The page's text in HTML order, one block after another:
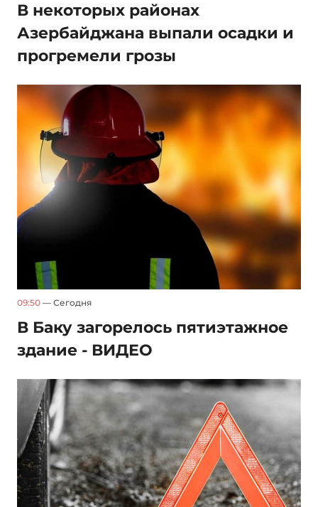
В некоторых районах
Азербайджана выпали осадки и
прогремели грозы
09:50 — Сегодня
В Баку загорелось пятиэтажное
здание - ВИДЕО